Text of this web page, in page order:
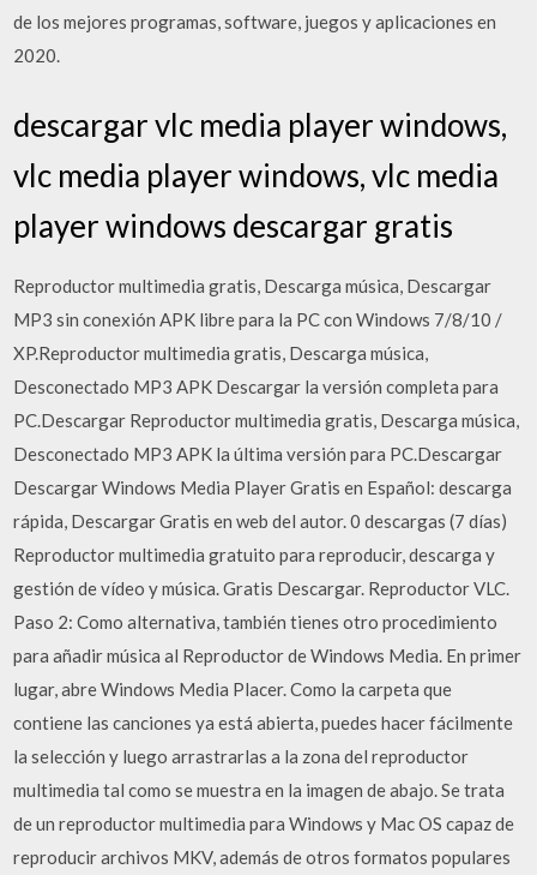
de los mejores programas, software, juegos y aplicaciones en
2020.
descargar vlc media player windows,
vlc media player windows, vlc media
player windows descargar gratis
Reproductor multimedia gratis, Descarga música, Descargar
MP3 sin conexión APK libre para la PC con Windows 7/8/10 /
XP.Reproductor multimedia gratis, Descarga música,
Desconectado MP3 APK Descargar la versión completa para
PC.Descargar Reproductor multimedia gratis, Descarga música,
Desconectado MP3 APK la última versión para PC.Descargar
Descargar Windows Media Player Gratis en Español: descarga
rápida, Descargar Gratis en web del autor. 0 descargas (7 días)
Reproductor multimedia gratuito para reproducir, descarga y
gestión de vídeo y música. Gratis Descargar. Reproductor VLC.
Paso 2: Como alternativa, también tienes otro procedimiento
para añadir música al Reproductor de Windows Media. En primer
lugar, abre Windows Media Placer. Como la carpeta que
contiene las canciones ya está abierta, puedes hacer fácilmente
la selección y luego arrastrarlas a la zona del reproductor
multimedia tal como se muestra en la imagen de abajo. Se trata
de un reproductor multimedia para Windows y Mac OS capaz de
reproducir archivos MKV, además de otros formatos populares